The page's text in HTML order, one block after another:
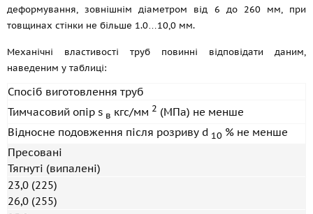
деформування, зовнішнім діаметром від 6 до 260 мм, при
товщинах стінки не більше 1.0…10,0 мм.
Механічні властивості труб повинні відповідати даним,
наведеним у таблиці:
Спосіб виготовлення труб
Тимчасовий опір s в кгс/мм 2 (МПа) не менше
Відносне подовження після розриву d 10 % не менше
Пресовані
Тягнуті (випалені)
23,0 (225)
26,0 (255)